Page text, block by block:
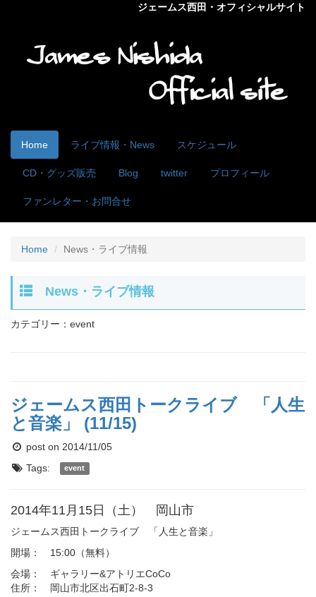
ジェームス西田・オフィシャルサイト
Home ライブ情報・News スケジュール
CD・グッズ販売 Blog twitter プロフィール
ファンレター・お問合せ
Home News・ライブ情報
News・ライブ情報
カテゴリー：event
ジェームス西田トークライブ 「人生
と音楽」 (11/15)
post on 2014/11/05
Tags:
event
2014年11月15日（土） 岡山市
ジェームス西田トークライブ 「人生と音楽」
開場： 15:00（無料）
会場： ギャラリー&アトリエCoCo
住所： 岡山市北区出石町2-8-3